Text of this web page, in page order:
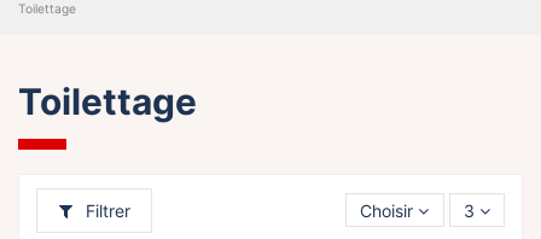
Toilettage
Toilettage
Filtrer Choisir 3